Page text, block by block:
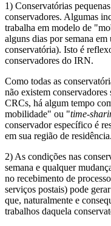
1) Conservatórias
conservadores. Algumas
trabalha em modelo de
alguns dias por semana
conservatória). Isto é
conservadores do IRN.
Como todas as
não existem
CRCs, há algum tempo
mobilidade" ou "time-
conservador específico é
em sua região de residência.
2) As condições nas
semana e qualquer
no recebimento de
serviços postais) pode
que, naturalmente e
trabalhos daquela